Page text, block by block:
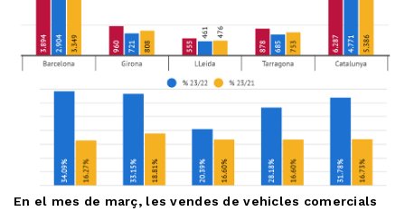
En el mes de març, les vendes de vehicles comercials